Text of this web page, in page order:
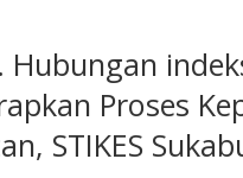
Hubungan
Proses
STIKES